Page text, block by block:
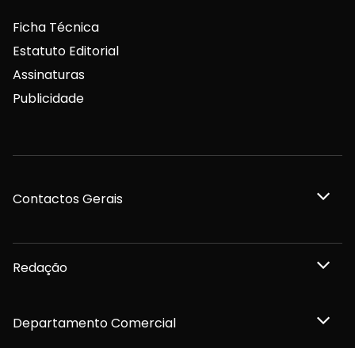
Ficha Técnica
Estatuto Editorial
Assinaturas
Publicidade
Contactos Gerais
Redação
Departamento Comercial